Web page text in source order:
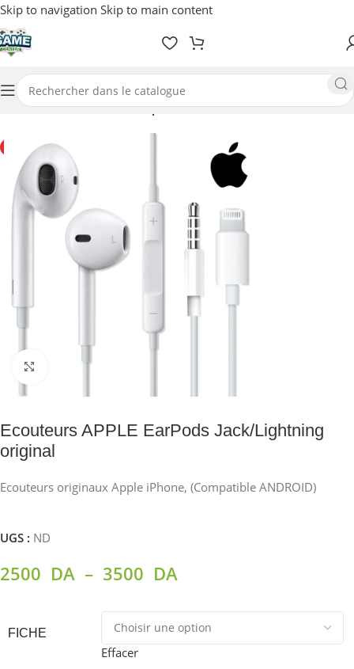
Skip to navigation Skip to main content
Accueil/ Multimédia/ Téléphonie / Auto
TOP VENTES
Agrandir
Ecouteurs APPLE EarPods Jack/Lightning
original
Ecouteurs originaux Apple iPhone, (Compatible ANDROID)
UGS : ND
2500 DA – 3500 DA
FICHE
Effacer